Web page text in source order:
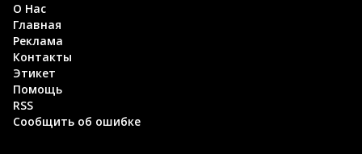
О Нас
Главная
Реклама
Контакты
Этикет
Помощь
RSS
Сообщить об ошибке